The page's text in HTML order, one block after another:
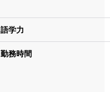
語学力
勤務時間